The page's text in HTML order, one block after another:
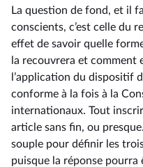
La question de fond, et il
conscients, c’est celle du
effet de savoir quelle
la recouvrera et comment
l’application du dispositif
conforme à la fois à la
internationaux. Tout
article sans fin, ou
souple pour définir les
puisque la réponse